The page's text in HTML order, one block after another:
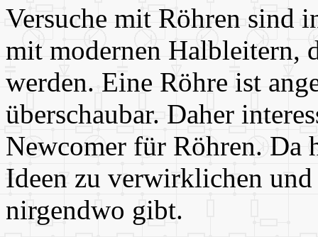
Versuche mit Röhren sind
mit modernen Halbleitern,
werden. Eine Röhre ist
überschaubar. Daher
Newcomer für Röhren. Da
Ideen zu verwirklichen und
nirgendwo gibt.